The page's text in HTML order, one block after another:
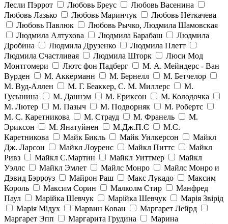
Лесли Пэррот
Любовь Бреус
Любовь Васенина
Любовь Лазько
Любовь Маринчук
Любовь Неткачева
Любовь Павлюк
Любовь Рычко, Людмила Шамовская
Людмила Алтухова
Людмила Барабаш
Людмила
Дробина
Людмила Друзенко
Людмила Плетт
Людмила Счастливая
Людмила Шторк
Люси Мод
Монтгомери
Лютс фон Падберг
М. А. Мейндерс - Ван
Вурден
М. Аккерманн М. Бернелл
М. Бетчелор
М. Вуд-Аллен
М. Г. Беаккер, С. М. Миллерс
М.
Гусынина
М. Даннэм М. Ериксон
М. Колодочка
М. Лютер
М. Пазыч М. Подворняк
М. Робертс
М. С. Каретникова
М. Страуд М. Франель
М.
Эриксон
М. Янатуйнен М.Дж.П.С
М.С.
Каретникова
Майк Бикль Майк Уилкерсон
Майкл
Дж. Ларсон
Майкл Лоуренс Майкл Питтс
Майкл
Ривз
Майкл С.Мартин Майкл Уиттмер
Майкл
Уэллс
Майкл Эмлет Майлс Монро
Майлс Монро и
Дэвид Бэрроуз
Майрон Раш Макс Лукадо
Максим
Король
Максим Сорин Малколм Стир
Манфред
Паул
Марійка Шевчук Марійка Шевчук
Марія Звірід
Марія Мідух
Марвин Кован
Маргарет Лейрд
Маргарет Эпп
Маргарита Грудина
Марина